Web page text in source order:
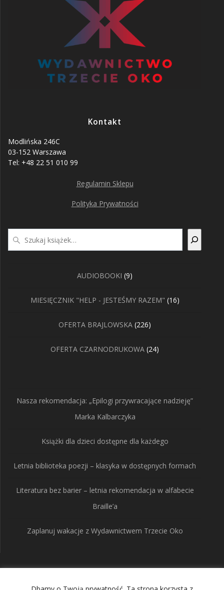
Kontakt
Modlińska 246C
03-152 Warszawa
Tel: +48 22 51 010 99
Regulamin Sklepu
Polityka Prywatności
AUDIOBOOKI 99
MIESIĘCZNIK "HELP - JESTEŚMY RAZEM" 1616
OFERTA BRAJLOWSKA 226226
OFERTA CZARNODRUKOWA 2424
Nasza rekomendacja: „Epilogi przywracające nadzieję”
Marka Kalbarczyka
Książki dla dzieci dostępne dla każdego
Letnia biblioteka poezji – klasyka w dostępnych formach
Literatura bez barier – letnia rekomendacja w alfabecie
Braille’a
Zaplanuj wakacje z Wydawnictwem Trzecie Oko
Wydawnictwo Trzecie